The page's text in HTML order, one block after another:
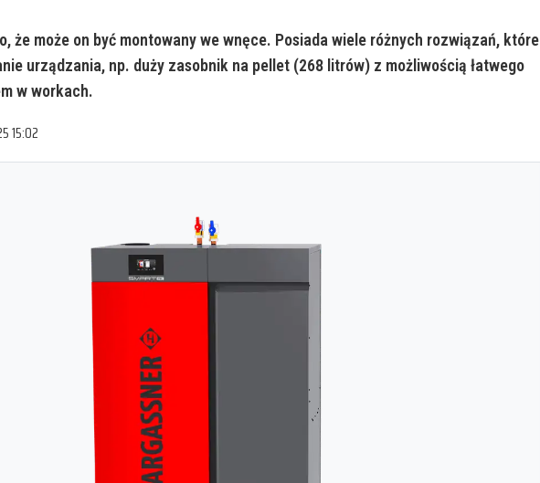
że może on być montowany we wnęce. Posiada wiele różnych rozwiązań, które
urządzania, np. duży zasobnik na pellet (268 litrów) z możliwością łatwego
w workach.
15:02